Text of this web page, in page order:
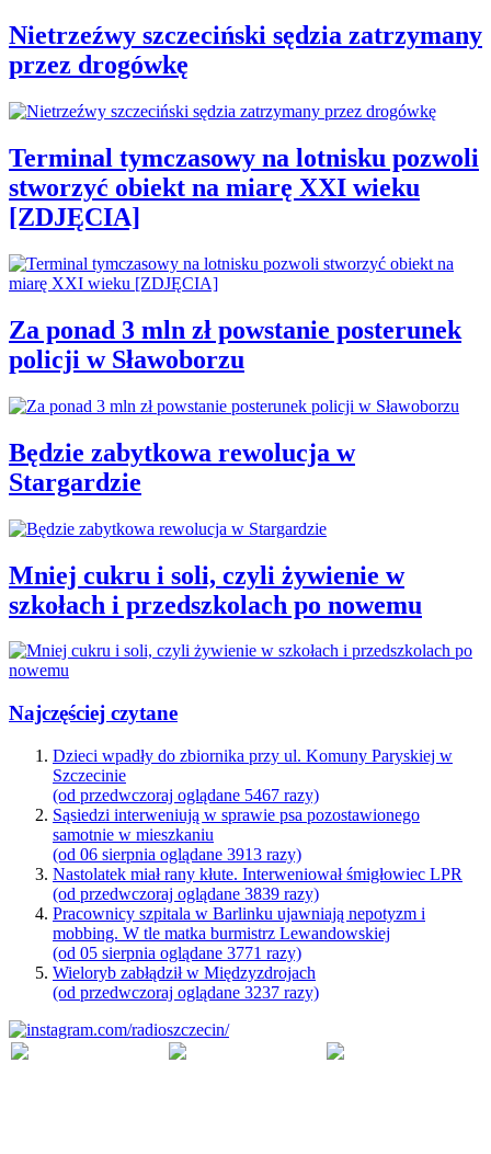
Nietrzeźwy szczeciński sędzia zatrzymany
przez drogówkę
Terminal tymczasowy na lotnisku pozwoli
stworzyć obiekt na miarę XXI wieku
[ZDJĘCIA]
Za ponad 3 mln zł powstanie posterunek
policji w Sławoborzu
Będzie zabytkowa rewolucja w
Stargardzie
Mniej cukru i soli, czyli żywienie w
szkołach i przedszkolach po nowemu
Najczęściej czytane
Dzieci wpadły do zbiornika przy ul. Komuny Paryskiej w
Szczecinie
(od przedwczoraj oglądane 5467 razy)
Sąsiedzi interweniują w sprawie psa pozostawionego
samotnie w mieszkaniu
(od 06 sierpnia oglądane 3913 razy)
Nastolatek miał rany kłute. Interweniował śmigłowiec LPR
(od przedwczoraj oglądane 3839 razy)
Pracownicy szpitala w Barlinku ujawniają nepotyzm i
mobbing. W tle matka burmistrz Lewandowskiej
(od 05 sierpnia oglądane 3771 razy)
Wieloryb zabłądził w Międzyzdrojach
(od przedwczoraj oglądane 3237 razy)